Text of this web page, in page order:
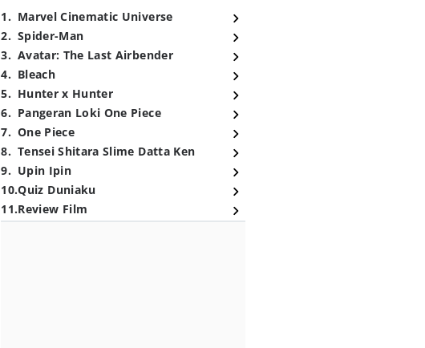
1. Marvel Cinematic Universe
2. Spider-Man
3. Avatar: The Last Airbender
4. Bleach
5. Hunter x Hunter
6. Pangeran Loki One Piece
7. One Piece
8. Tensei Shitara Slime Datta Ken
9. Upin Ipin
10.Quiz Duniaku
11.Review Film